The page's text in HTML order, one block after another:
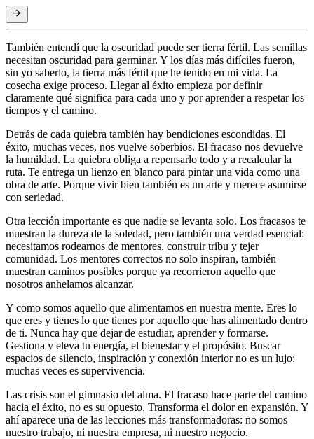
También entendí que la oscuridad puede ser tierra fértil. Las semillas
necesitan oscuridad para germinar. Y los días más difíciles fueron,
sin yo saberlo, la tierra más fértil que he tenido en mi vida. La
cosecha exige proceso. Llegar al éxito empieza por definir
claramente qué significa para cada uno y por aprender a respetar los
tiempos y el camino.
Detrás de cada quiebra también hay bendiciones escondidas. El
éxito, muchas veces, nos vuelve soberbios. El fracaso nos devuelve
la humildad. La quiebra obliga a repensarlo todo y a recalcular la
ruta. Te entrega un lienzo en blanco para pintar una vida como una
obra de arte. Porque vivir bien también es un arte y merece asumirse
con seriedad.
Otra lección importante es que nadie se levanta solo. Los fracasos te
muestran la dureza de la soledad, pero también una verdad esencial:
necesitamos rodearnos de mentores, construir tribu y tejer
comunidad. Los mentores correctos no solo inspiran, también
muestran caminos posibles porque ya recorrieron aquello que
nosotros anhelamos alcanzar.
Y como somos aquello que alimentamos en nuestra mente. Eres lo
que eres y tienes lo que tienes por aquello que has alimentado dentro
de ti. Nunca hay que dejar de estudiar, aprender y formarse.
Gestiona y eleva tu energía, el bienestar y el propósito. Buscar
espacios de silencio, inspiración y conexión interior no es un lujo:
muchas veces es supervivencia.
Las crisis son el gimnasio del alma. El fracaso hace parte del camino
hacia el éxito, no es su opuesto. Transforma el dolor en expansión. Y
ahí aparece una de las lecciones más transformadoras: no somos
nuestro trabajo, ni nuestra empresa, ni nuestro negocio.